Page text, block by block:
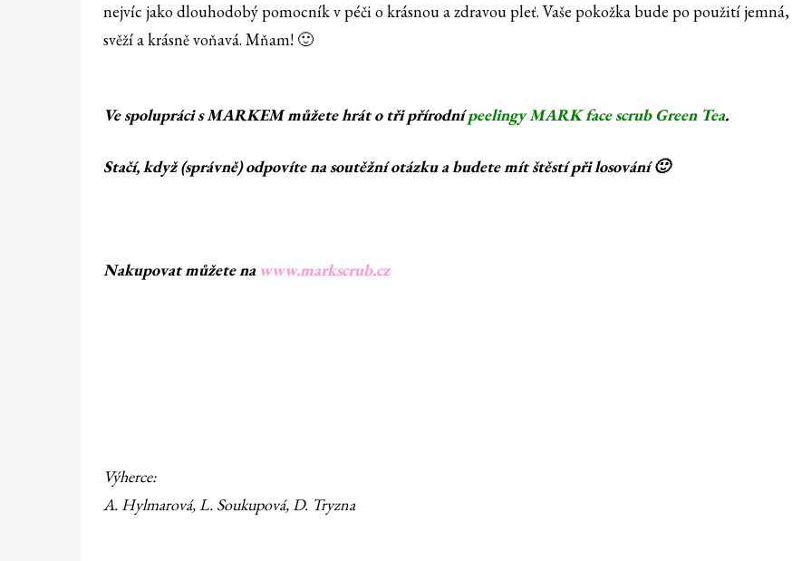
nejvíc jako dlouhodobý pomocník v péči o krásnou a zdravou pleť. Vaše pokožka bude po použití jemná,
svěží a krásně voňavá. Mňam! 🙂
Ve spolupráci s MARKEM můžete hrát o tři přírodnípeelingy MARK face scrub Green Tea.
Stačí, když (správně) odpovíte na soutěžní otázku a budete mít štěstí při losování 🙂
Nakupovat můžete na www.markscrub.cz
Výherce:
A. Hylmarová, L. Soukupová, D. Tryzna